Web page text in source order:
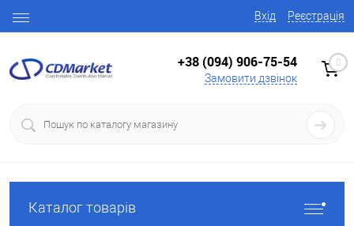
Вхід Реєстрація
+38 (094) 906-75-54
Замовити дзвінок
0
Каталог товарів